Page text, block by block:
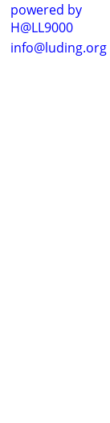
powered by
H@LL9000
info@luding.org